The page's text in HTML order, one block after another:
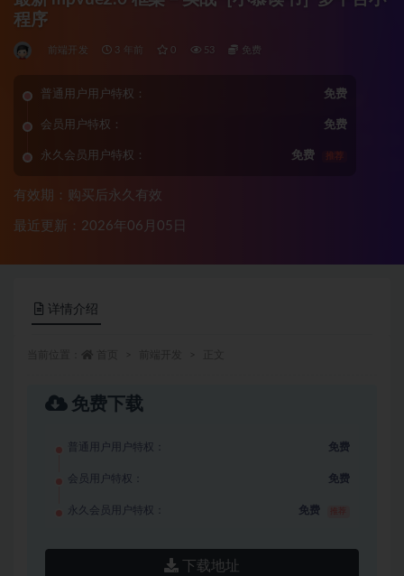
程序
前端开发 3 年前 0 53 免费
普通用户用户特权： 免费
会员用户特权： 免费
永久会员用户特权： 免费 推荐
有效期：购买后永久有效
最近更新：2026年06月05日
详情介绍
免费下载
普通用户用户特权： 免费
会员用户特权： 免费
永久会员用户特权： 免费
下载地址